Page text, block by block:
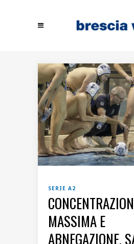
SERIE A2
MASSIMA E
ABNEGAZIONE,